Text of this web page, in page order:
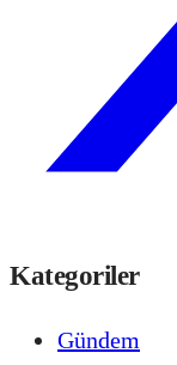
Kategoriler
Gündem